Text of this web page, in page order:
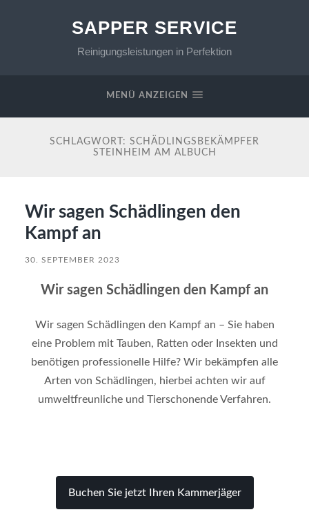
SAPPER SERVICE
Reinigungsleistungen in Perfektion
MENÜ ANZEIGEN
SCHLAGWORT: SCHÄDLINGSBEKÄMPFER
STEINHEIM AM ALBUCH
Wir sagen Schädlingen den
Kampf an
30. SEPTEMBER 2023
Wir sagen Schädlingen den Kampf an
Wir sagen Schädlingen den Kampf an – Sie haben
eine Problem mit Tauben, Ratten oder Insekten und
benötigen professionelle Hilfe? Wir bekämpfen alle
Arten von Schädlingen, hierbei achten wir auf
umweltfreunliche und Tierschonende Verfahren.
Buchen Sie jetzt Ihren Kammerjäger